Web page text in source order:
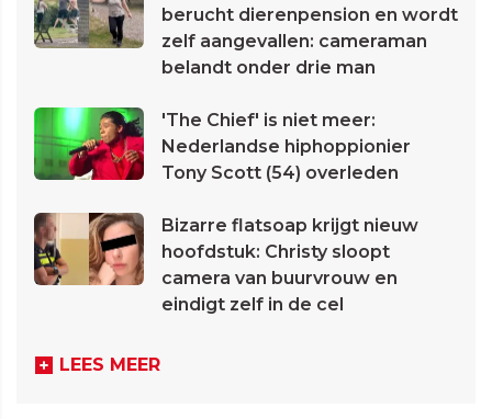
berucht dierenpension en wordt
zelf aangevallen: cameraman
belandt onder drie man
'The Chief' is niet meer:
Nederlandse hiphoppionier
Tony Scott (54) overleden
Bizarre flatsoap krijgt nieuw
hoofdstuk: Christy sloopt
camera van buurvrouw en
eindigt zelf in de cel
LEES MEER